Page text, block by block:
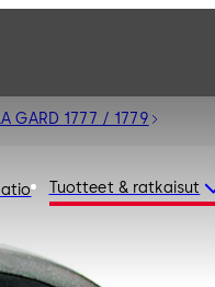
Tuotteet & ratkaisut
GARD 1777 / 1779